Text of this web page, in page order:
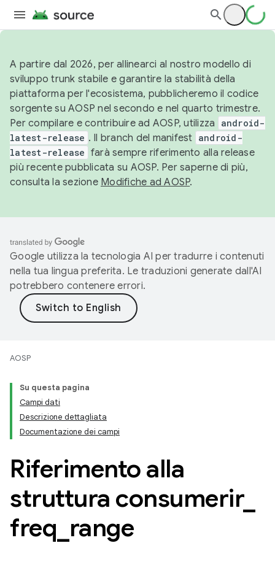
A partire dal 2026, per allinearci al nostro modello di
sviluppo trunk stabile e garantire la stabilità della
piattaforma per l'ecosistema, pubblicheremo il codice
sorgente su AOSP nel secondo e nel quarto trimestre.
Per compilare e contribuire ad AOSP, utilizza
android-
latest-release . Il branch del manifest android-
latest-release farà sempre riferimento alla release
più recente pubblicata su AOSP. Per saperne di più,
consulta la sezione Modifiche ad AOSP.
Google utilizza la tecnologia AI per tradurre i contenuti
nella tua lingua preferita. Le traduzioni generate dall'AI
potrebbero contenere errori.
AOSP
Su questa pagina
Campi dati
Descrizione dettagliata
Documentazione dei campi
Riferimento alla
struttura consumerir_
freq range